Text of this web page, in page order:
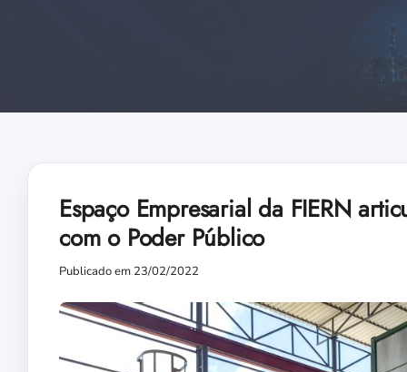
Espaço Empresarial da FIERN
com o Poder Público
Publicado em 23/02/2022